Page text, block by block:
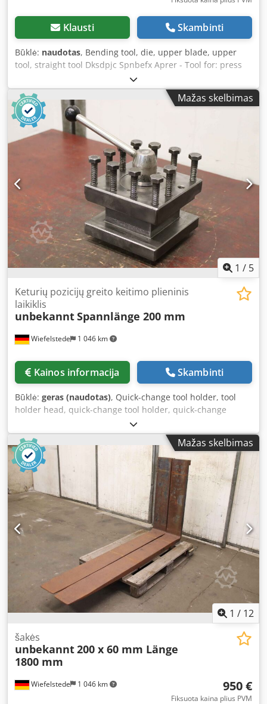
Klausti Skambinti
Būklė: naudotas, Bending tool, die, upper blade, upper
tool, straight tool Dksdpjc Spnbefx Aprer - Tool for: press
brake - Tool type: die - Thickness: 25/13 mm - Drawing
available in the pictures - Total length: 200 mm - Total
height: 188 mm - Weight: 6 kg
Mažas skelbimas
1 / 5
Wiefelstede 1 046 km
Keturių pozicijų greito keitimo plieninis
laikiklis
unbekanntSpannlänge 200 mm
Kainos informacija Skambinti
Būklė: geras (naudotas), Quick-change tool holder, tool
holder head, quick-change tool holder, quick-change
boring tool holder, quick-change boring bar holder, quick-
change turning tool holder, double tool holder, double
turning tool holder, two-way tool holder, 2-way quick-
change holder, four-way turning tool holder, four-way tool
holder, 4-way quick-change holder - Quick-change tool
holder: 4-way quick-change boring bar holder - Mounting
dimensions: see photos - Clamping height: 59/34 mm -
Clamping length: 200 mm - Dimensions: 330/200/H285 mm
- Weight: 30.3 kg. Dkodpewvpvgofx Aprsr
Mažas skelbimas
1 / 12
Wiefelstede 1 046 km
šakės
unbekannt200 x 60 mm Länge
1800 mm
950 €
Fiksuota kaina plius PVM